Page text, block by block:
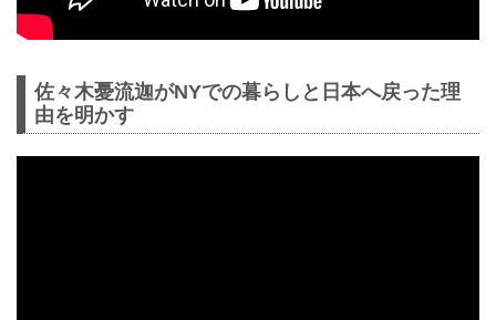
佐々木憂流迦がNYでの暮らしと日本へ戻った理
由を明かす